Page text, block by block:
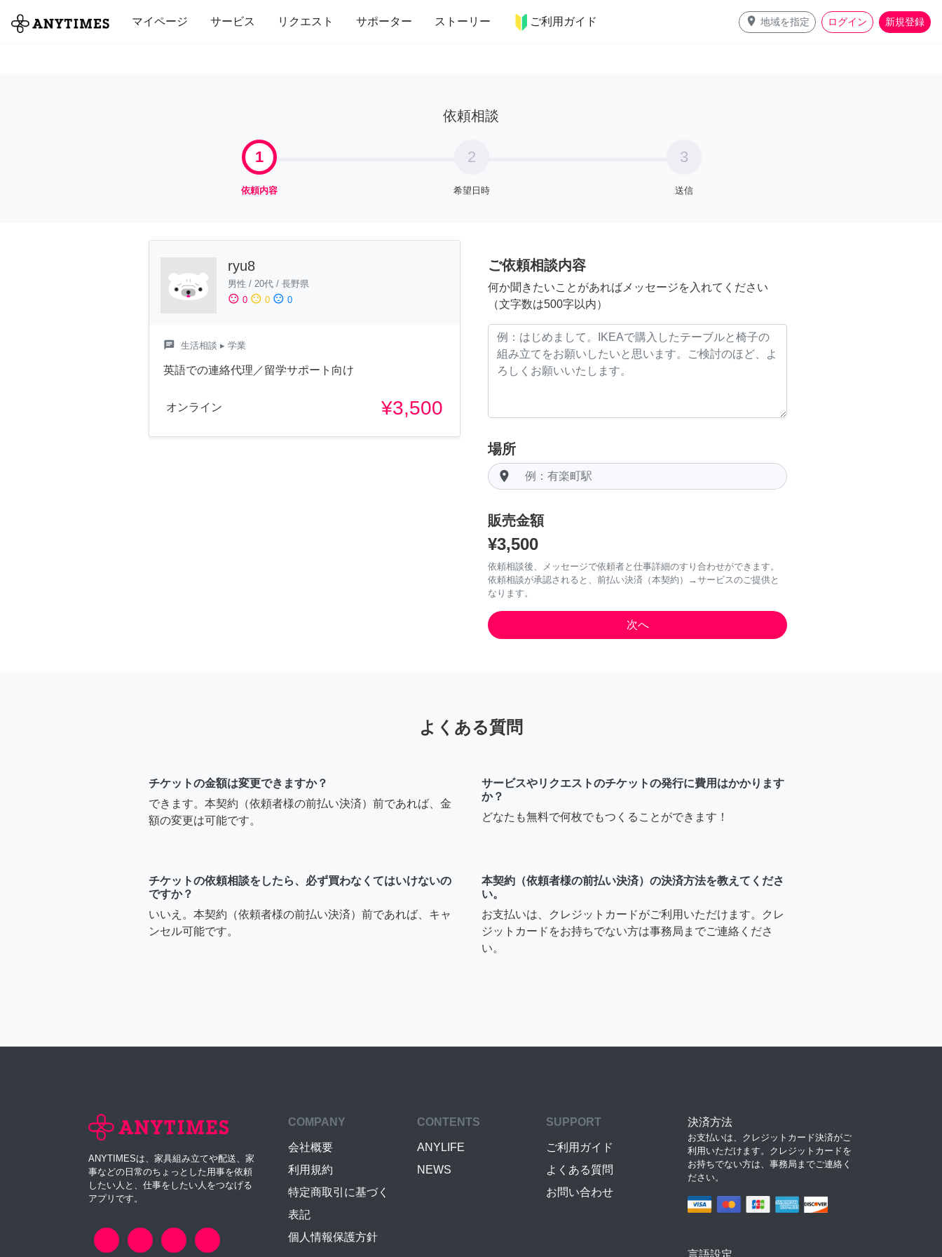
マイページ サービス リクエスト サポーター ストーリー ご利用ガイド place 地域を指定 ログイン 新規登録
全て 修理・組立 家事 引っ越し インテリア 趣味・習い事 ペット 料理
依頼相談
1
依頼内容
2
希望日時
3
送信
ryu8
男性 / 20代 / 長野県
sentiment_satisfied 0 sentiment_neutral 0 sentiment_dissatisfied 0
chat 生活相談 ▸ 学業
英語での連絡代理／留学サポート向け
オンライン ¥3,500
ご依頼相談内容
何か聞きたいことがあればメッセージを入れてください
（文字数は500字以内）
場所
room
販売金額
¥3,500
依頼相談後、メッセージで依頼者と仕事詳細のすり合わせができます。
依頼相談が承認されると、前払い決済（本契約）→サービスのご提供と
なります。
よくある質問
チケットの金額は変更できますか？
できます。本契約（依頼者様の前払い決済）前であれば、金
額の変更は可能です。
サービスやリクエストのチケットの発行に費用はかかります
か？
どなたも無料で何枚でもつくることができます！
チケットの依頼相談をしたら、必ず買わなくてはいけないの
ですか？
いいえ。本契約（依頼者様の前払い決済）前であれば、キャ
ンセル可能です。
本契約（依頼者様の前払い決済）の決済方法を教えてくださ
い。
お支払いは、クレジットカードがご利用いただけます。クレ
ジットカードをお持ちでない方は事務局までご連絡くださ
い。
ANYTIMESは、家具組み立てや配送、家
事などの日常のちょっとした用事を依頼
したい人と、仕事をしたい人をつなげる
アプリです。
COMPANY
会社概要
利用規約
特定商取引に基づく
表記
個人情報保護方針
CONTENTS
ANYLIFE
NEWS
SUPPORT
ご利用ガイド
よくある質問
お問い合わせ
決済方法
お支払いは、クレジットカード決済がご
利用いただけます。クレジットカードを
お持ちでない方は、事務局までご連絡く
ださい。
言語設定